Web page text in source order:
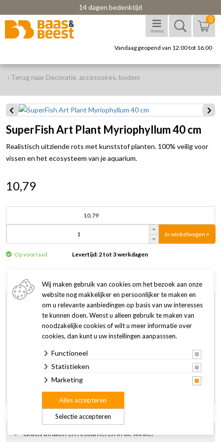
14 dagen bedenktijd
menu
0
Vandaag geopend van 12:00 tot 16:00
‹ Terug naar Decoratie, accessoires, bodem
SuperFish Art Plant Myriophyllum 40 cm
Realistisch uitziende rots met kunststof planten. 100% veilig voor
vissen en het ecosysteem van je aquarium.
10,79
10,79
In winkelwagen +
Op voorraad Levertijd: 2 tot 3 werkdagen
Omschrijving Specificaties
De SuperFish Art Plant Myriophyllum is een rots met
kunststof planten, waarmee je eenvoudig jouw aquarium
inricht. Druk de basis van het ornament in het aquariumgrind
en beweeg het heen en weer totdat deze stevig in het grind
staat. De rots en planten zien er realistisch uit en zijn 100%
Gratis afhalen en retourneren in de winkel
Wij maken gebruik van cookies om het bezoek aan onze
website nog makkelijker en persoonlijker te maken en
om u relevante aanbiedingen op basis van uw interesses
te kunnen doen. Wenst u alleen gebruik te maken van
noodzakelijke cookies of wilt u meer informatie over
cookies, dan kunt u uw instellingen aanpasssen.
Functioneel
Statistieken
Marketing
Selectie accepteren
Alles accepteren